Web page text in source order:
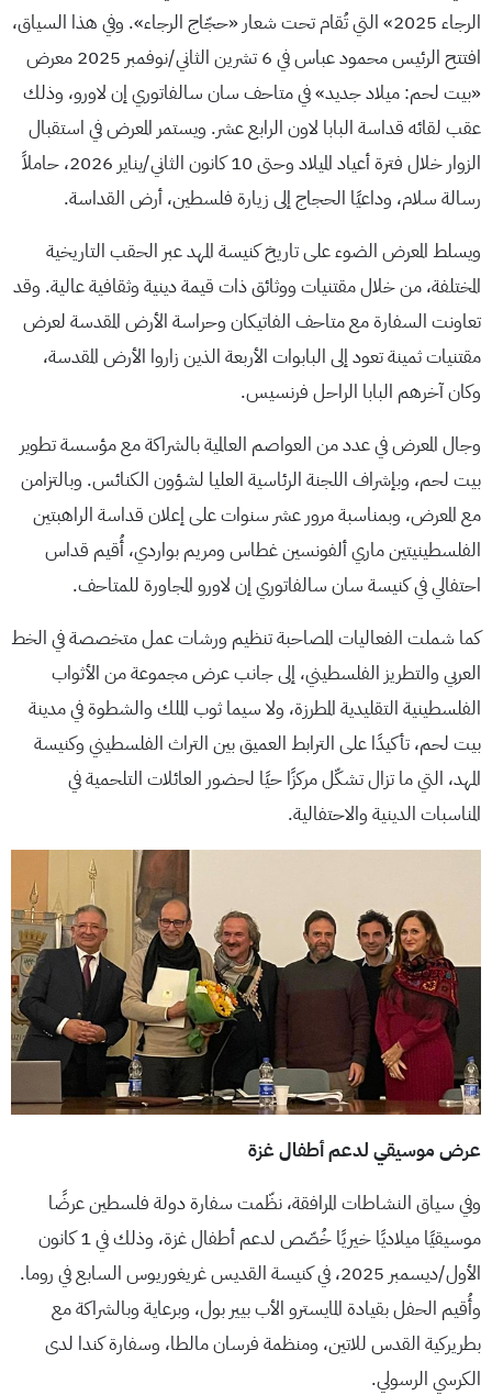
الرجاء 2025» التي تُقام تحت شعار «حجّاج الرجاء». وفي هذا السياق،
افتتح الرئيس محمود عباس في 6 تشرين الثاني/نوفمبر 2025 معرض
«بيت لحم: ميلاد جديد» في متاحف سان سالفاتوري إن لاورو، وذلك
عقب لقائه قداسة البابا لاون الرابع عشر. ويستمر المعرض في استقبال
الزوار خلال فترة أعياد الميلاد وحتى 10 كانون الثاني/يناير 2026، حاملاً
رسالة سلام، وداعيًا الحجاج إلى زيارة فلسطين، أرض القداسة.
ويسلط المعرض الضوء على تاريخ كنيسة المهد عبر الحقب التاريخية
المختلفة، من خلال مقتنيات ووثائق ذات قيمة دينية وثقافية عالية. وقد
تعاونت السفارة مع متاحف الفاتيكان وحراسة الأرض المقدسة لعرض
مقتنيات ثمينة تعود إلى البابوات الأربعة الذين زاروا الأرض المقدسة،
وكان آخرهم البابا الراحل فرنسيس.
وجال المعرض في عدد من العواصم العالمية بالشراكة مع مؤسسة تطوير
بيت لحم، وبإشراف اللجنة الرئاسية العليا لشؤون الكنائس. وبالتزامن
مع المعرض، وبمناسبة مرور عشر سنوات على إعلان قداسة الراهبتين
الفلسطينيتين ماري ألفونسين غطاس ومريم بواردي، أُقيم قداس
احتفالي في كنيسة سان سالفاتوري إن لاورو المجاورة للمتاحف.
كما شملت الفعاليات المصاحبة تنظيم ورشات عمل متخصصة في الخط
العربي والتطريز الفلسطيني، إلى جانب عرض مجموعة من الأثواب
الفلسطينية التقليدية المطرزة، ولا سيما ثوب الملك والشطوة في مدينة
بيت لحم، تأكيدًا على الترابط العميق بين التراث الفلسطيني وكنيسة
المهد، التي ما تزال تشكّل مركزًا حيًا لحضور العائلات التلحمية في
المناسبات الدينية والاحتفالية.
عرض موسيقي لدعم أطفال غزة
وفي سياق النشاطات المرافقة، نظّمت سفارة دولة فلسطين عرضًا
موسيقيًا ميلاديًا خيريًا خُصّص لدعم أطفال غزة، وذلك في 1 كانون
الأول/ديسمبر 2025، في كنيسة القديس غريغوريوس السابع في روما.
وأُقيم الحفل بقيادة المايسترو الأب بيير بول، وبرعاية وبالشراكة مع
بطريركية القدس للاتين، ومنظمة فرسان مالطا، وسفارة كندا لدى
الكرسي الرسولي.